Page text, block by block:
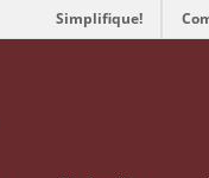
Simplifique!